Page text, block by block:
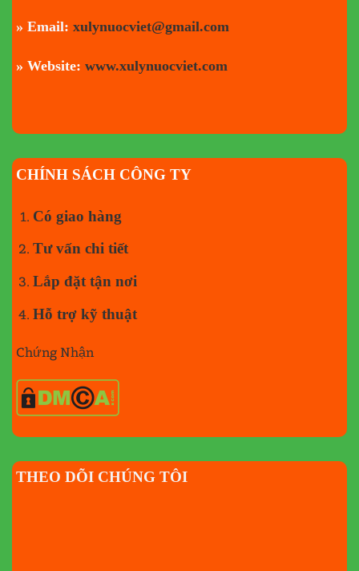
» Email: xulynuocviet@gmail.com
» Website: www.xulynuocviet.com
CHÍNH SÁCH CÔNG TY
Có giao hàng
Tư vấn chi tiết
Lắp đặt tận nơi
Hỗ trợ kỹ thuật
Chứng Nhận
THEO DÕI CHÚNG TÔI